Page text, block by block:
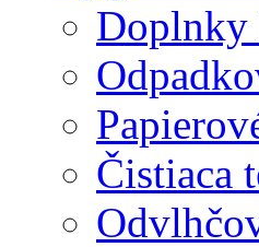
Doplnky
Čistiaca